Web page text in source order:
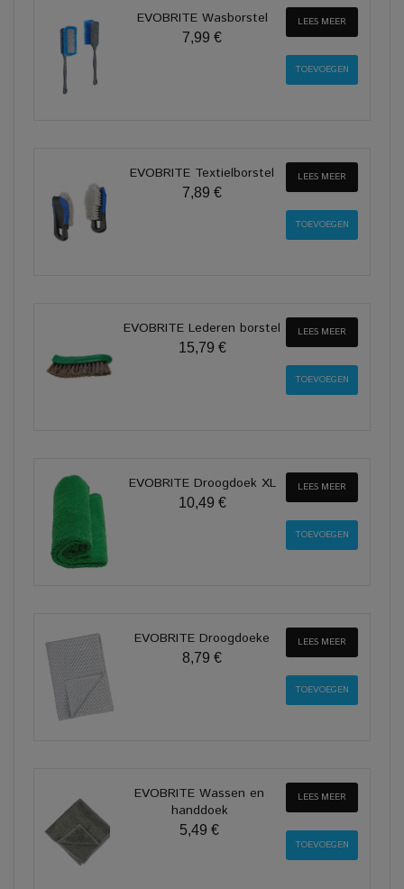
EVOBRITE Wasborstel
7,99 €
LEES MEER
EVOBRITE Textielborstel
7,89 €
LEES MEER
EVOBRITE Lederen borstel
15,79 €
LEES MEER
EVOBRITE Droogdoek XL
10,49 €
LEES MEER
EVOBRITE Droogdoeke
8,79 €
LEES MEER
EVOBRITE Wassen en
handdoek
5,49 €
LEES MEER